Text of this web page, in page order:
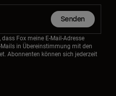
Senden
Fox meine E-Mail-Adresse
in Übereinstimmung mit den
Abonnenten können sich jederzeit